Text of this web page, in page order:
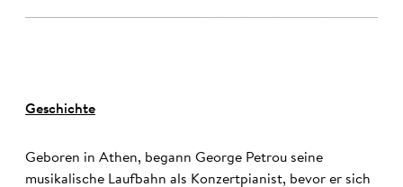
Geschichte
Geboren in Athen, begann George Petrou seine
musikalische Laufbahn als Konzertpianist, bevor er sich